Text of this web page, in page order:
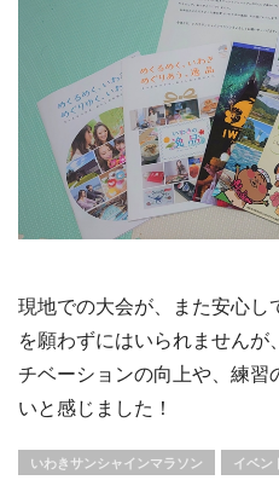
現地での大会が、また安心し
を願わずにはいられませんが
チベーションの向上や、練習
いと感じました！
いわきサンシャインマラソン イベン